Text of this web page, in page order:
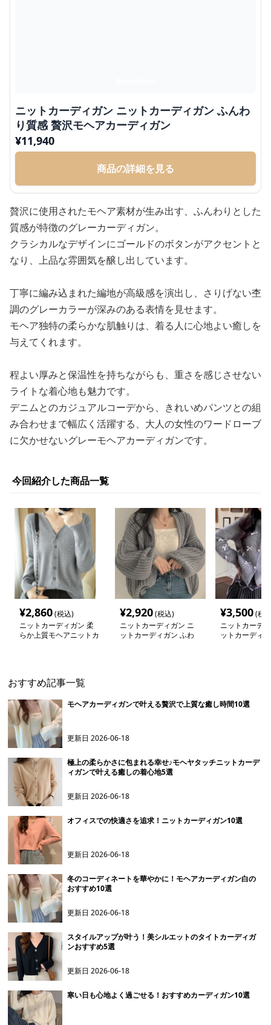
ニットカーディガン ニットカーディガン ふんわ
り質感 贅沢モヘアカーディガン
¥11,940
商品の詳細を見る
贅沢に使用されたモヘア素材が生み出す、ふんわりとした
質感が特徴のグレーカーディガン。
クラシカルなデザインにゴールドのボタンがアクセントと
なり、上品な雰囲気を醸し出しています。
丁寧に編み込まれた編地が高級感を演出し、さりげない杢
調のグレーカラーが深みのある表情を見せます。
モヘア独特の柔らかな肌触りは、着る人に心地よい癒しを
与えてくれます。
程よい厚みと保温性を持ちながらも、重さを感じさせない
ライトな着心地も魅力です。
デニムとのカジュアルコーデから、きれいめパンツとの組
み合わせまで幅広く活躍する、大人の女性のワードローブ
に欠かせないグレーモヘアカーディガンです。
今回紹介した商品一覧
¥2,860(税込)
ニットカーディガン 柔
らか上質モヘアニットカ
¥2,920(税込)
ニットカーディガン ニ
ットカーディガン ふわ
¥3,500(税
ニットカーデ
ットカーディ
おすすめ記事一覧
モヘアカーディガンで叶える贅沢で上質な癒し時間10選
更新日2026-06-18
極上の柔らかさに包まれる幸せ♪モヘヤタッチニットカーデ
ィガンで叶える癒しの着心地5選
更新日2026-06-18
オフィスでの快適さを追求！ニットカーディガン10選
更新日2026-06-18
冬のコーディネートを華やかに！モヘアカーディガン白の
おすすめ10選
更新日2026-06-18
スタイルアップが叶う！美シルエットのタイトカーディガ
ンおすすめ5選
更新日2026-06-18
寒い日も心地よく過ごせる！おすすめカーディガン10選